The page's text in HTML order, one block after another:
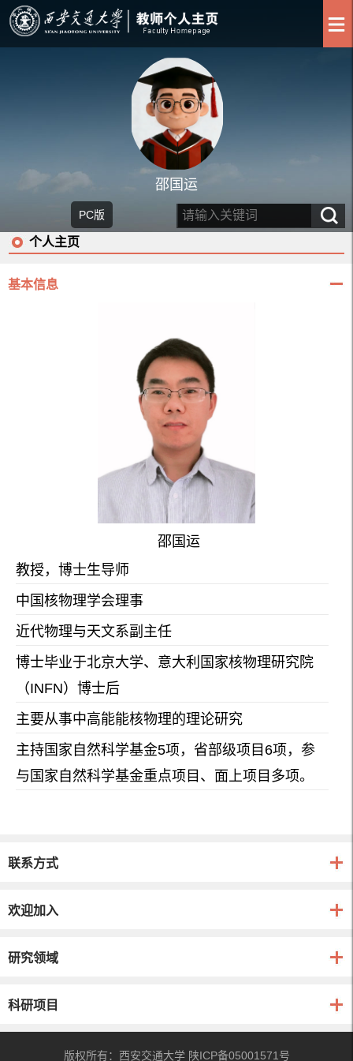
邵国运
个人主页
基本信息
邵国运
教授，博士生导师
中国核物理学会理事
近代物理与天文系副主任
博士毕业于北京大学、意大利国家核物理研究院
（INFN）博士后
主要从事中高能能核物理的理论研究
主持国家自然科学基金5项，省部级项目6项，参
与国家自然科学基金重点项目、面上项目多项。
联系方式
欢迎加入
研究领域
科研项目
版权所有：西安交通大学 陕ICP备05001571号
PC版